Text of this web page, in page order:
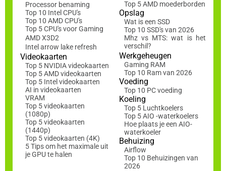
Processor benaming
Top 10 Intel CPU's
Top 10 AMD CPU's
Top 5 CPU's voor Gaming
AMD X3D2
Intel arrow lake refresh
Videokaarten
Top 5 NVIDIA videokaarten
Top 5 AMD videokaarten
Top 5 Intel videokaarten
AI in videokaarten
VRAM
Top 5 videokaarten
(1080p)
Top 5 videokaarten
(1440p)
Top 5 videokaarten (4K)
5 Tips om het maximale uit
je GPU te halen
Top 5 AMD moederborden
Opslag
Wat is een SSD
Top 10 SSD's van 2026
Mhz vs MTS: wat is het
verschil?
Werkgeheugen
Gaming RAM
Top 10 Ram van 2026
Voeding
Top 10 PC voeding
Koeling
Top 5 Luchtkoelers
Top 5 AIO -waterkoelers
Hoe plaats je een AIO-
waterkoeler
Behuizing
Airflow
Top 10 Behuizingen van
2026